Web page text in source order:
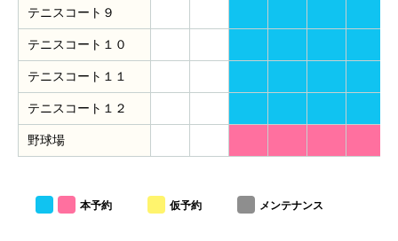
テニスコート９
テニスコート１０
テニスコート１１
テニスコート１２
野球場
本予約 仮予約 メンテナンス